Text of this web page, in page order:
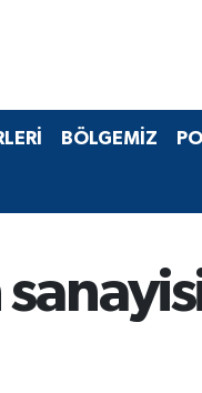
BÖLGEMİZ